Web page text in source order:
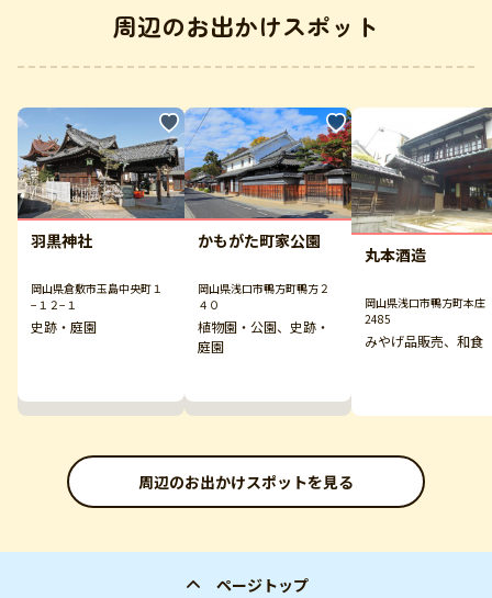
周辺のお出かけスポット
羽黒神社
岡山県倉敷市玉島中央町１
−１２−１
史跡・庭園
かもがた町家公園
岡山県浅口市鴨方町鴨方２
４０
植物園・公園、史跡・
庭園
丸本酒造
岡山県浅口市鴨方町本庄
2485
みやげ品販売、和食
周辺のお出かけスポットを見る
ページトップ